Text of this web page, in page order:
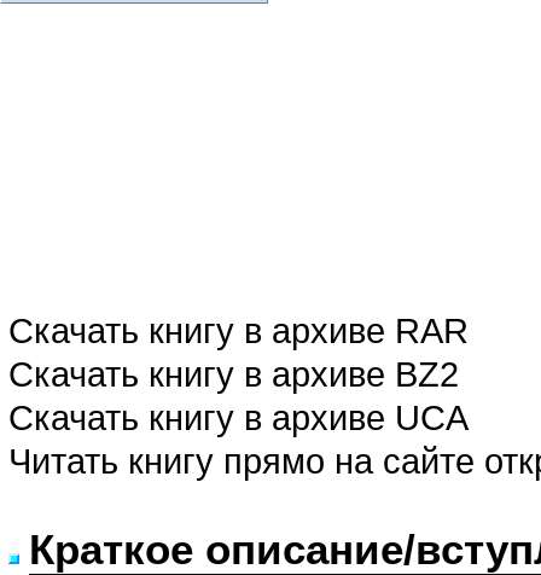
Скачать книгу в архиве RAR
Скачать книгу в архиве BZ2
Скачать книгу в архиве UCA
Читать книгу прямо на сайте
Краткое описание/